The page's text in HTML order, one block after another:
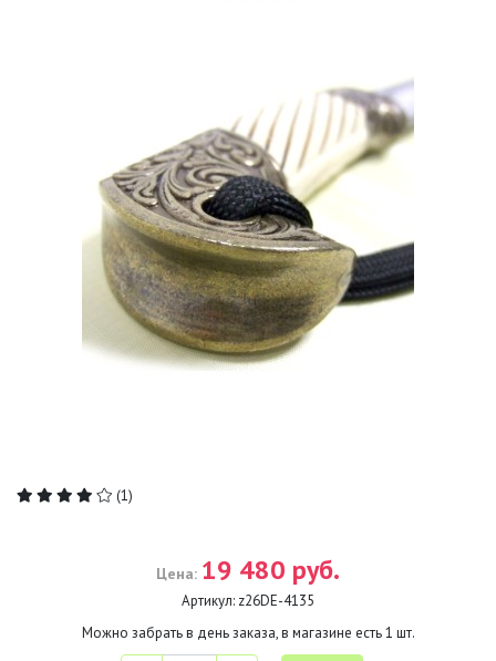
(1)
Цена: 19 480 руб.
Артикул: z26DE-4135
Можно забрать в день заказа, в магазине есть1 шт.